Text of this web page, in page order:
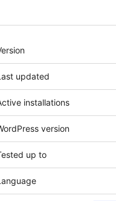
updated
installations
version
up to